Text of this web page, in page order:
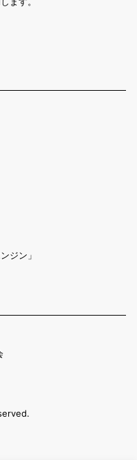
ジン」